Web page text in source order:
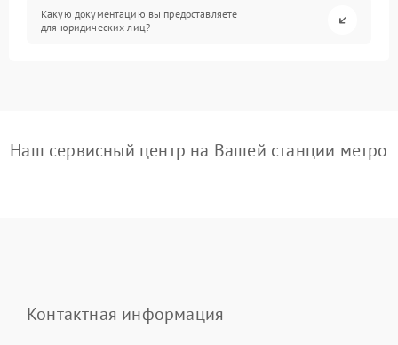
Какую документацию вы предоставляете
для юридических лиц?
Наш сервисный центр на Вашей станции метро
Контактная информация